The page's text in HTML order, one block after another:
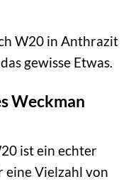
W20 in Anthrazit
gewisse Etwas.
Weckman
ist ein echter
Vielzahl von